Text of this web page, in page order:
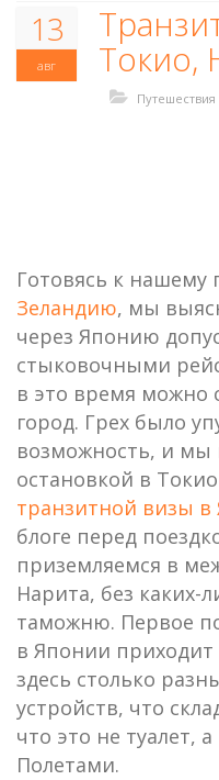
13
авг Токио,
Путешествия
Готовясь к нашему
Зеландию, мы
через Японию
стыковочными
в это время можно
город. Грех было
возможность, и мы
остановкой в
транзитной визы
блоге перед
приземляемся в
Нарита, без каких-
таможню. Первое
в Японии
здесь столько
устройств, что
что это не туалет,
Полетами.